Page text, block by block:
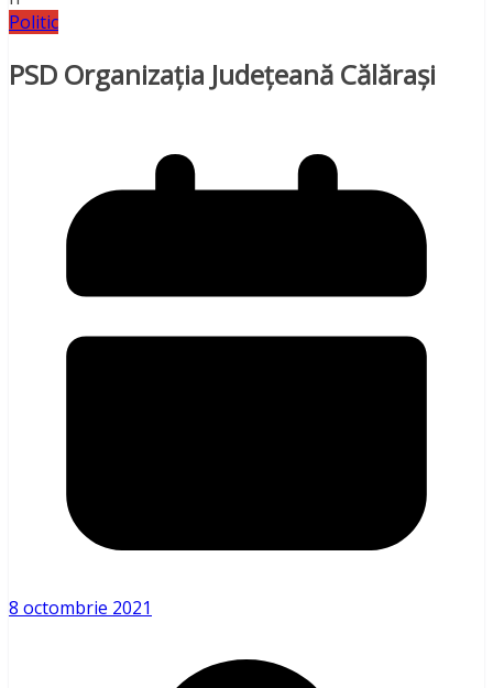
Politic
PSD Organizaţia Judeţeană Călăraşi
8 octombrie 2021